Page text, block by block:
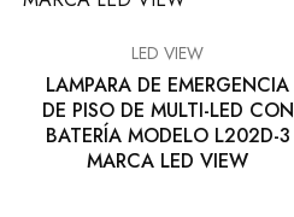
LED VIEW
LAMPARA DE EMERGENCIA
DE PISO DE MULTI-LED CON
BATERÍA MODELO L202D-3
MARCA LED VIEW